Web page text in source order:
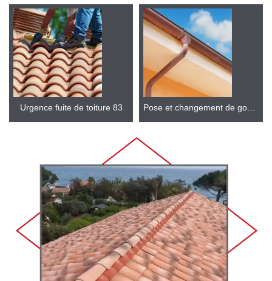
Urgence fuite de toiture 83